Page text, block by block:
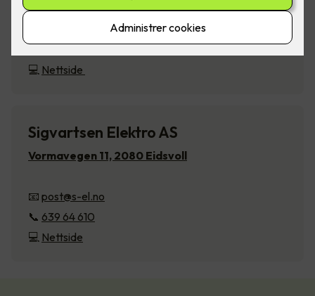
firmapost@romerike-elektro.no
💻 Nettside
Sigvartsen Elektro AS
Vormavegen 11, 2080 Eidsvoll
📧 post@s-el.no
📞 639 64 610
💻 Nettside